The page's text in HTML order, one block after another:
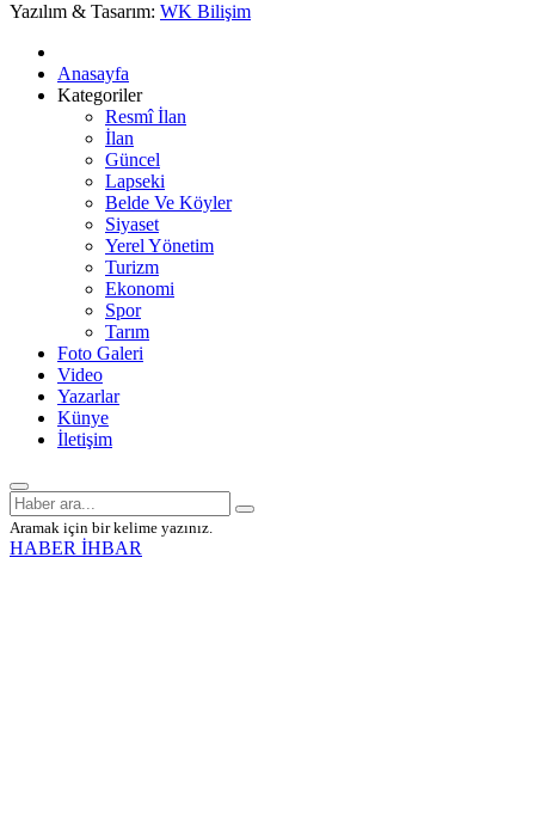
Yazılım & Tasarım: WK Bilişim
Anasayfa
Kategoriler
Resmî İlan
İlan
Güncel
Lapseki
Belde Ve Köyler
Siyaset
Yerel Yönetim
Turizm
Ekonomi
Spor
Tarım
Foto Galeri
Video
Yazarlar
Künye
İletişim
Aramak için bir kelime yazınız.
HABER İHBAR